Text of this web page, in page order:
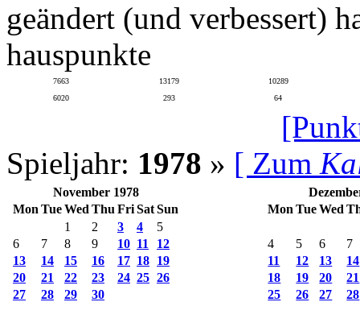
geändert (und verbessert)
hauspunkte
7663 13179
10289
6020
293 64
Spieljahr: 1978 » [ Zum
November 1978
Mon TueWed Thu FriSatSun
1
2 3 4
5
6
7 8 9 10 11
12
13
14 15 16 17 18 19
20
21 22 23 24 25 26
27
28 29 30
Mon TueWed
4 5 6
7
11
12 13
14
18
19 20
21
25
26 27 28